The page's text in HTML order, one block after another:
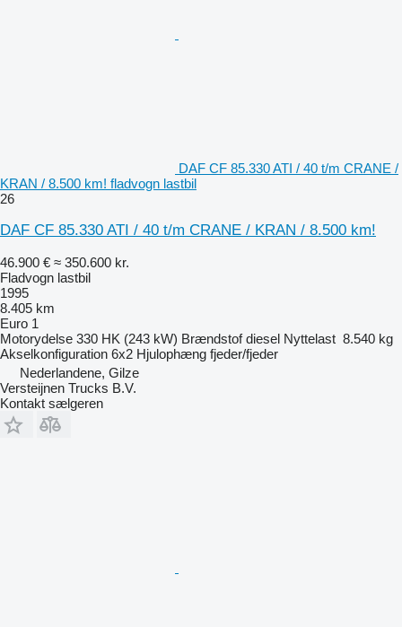
DAF CF 85.330 ATI / 40 t/m CRANE /
KRAN / 8.500 km! fladvogn lastbil
26
DAF CF 85.330 ATI / 40 t/m CRANE / KRAN / 8.500 km!
46.900 € ≈ 350.600 kr.
Fladvogn lastbil
1995
8.405 km
Euro 1
Motorydelse 330 HK (243 kW) Brændstof diesel Nyttelast 8.540 kg
Akselkonfiguration 6x2 Hjulophæng fjeder/fjeder
Nederlandene, Gilze
Versteijnen Trucks B.V.
Kontakt sælgeren